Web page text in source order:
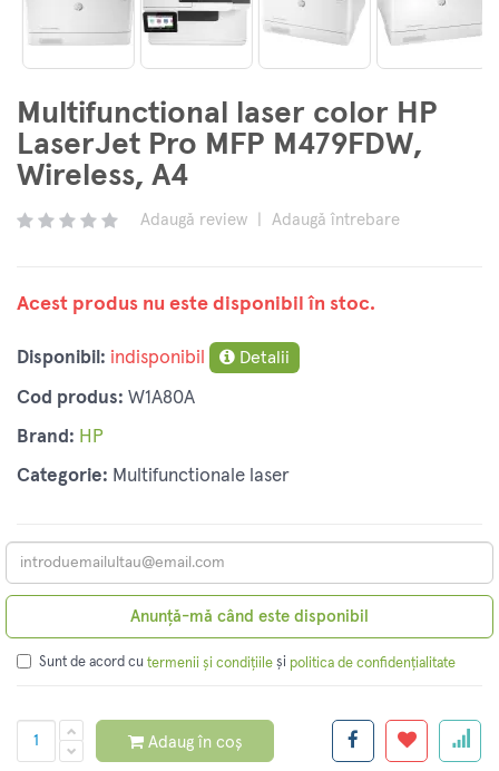
Multifunctional laser color HP
LaserJet Pro MFP M479FDW,
Wireless, A4
Adaugă review Adaugă întrebare
Acest produs nu este disponibil în stoc.
Disponibil: indisponibil Detalii
Cod produs: W1A80A
Brand: HP
Categorie: Multifunctionale laser
Anunță-mă când este disponibil
Sunt de acord cu termenii și condițiile și politica de confidențialitate
Adaug în coș